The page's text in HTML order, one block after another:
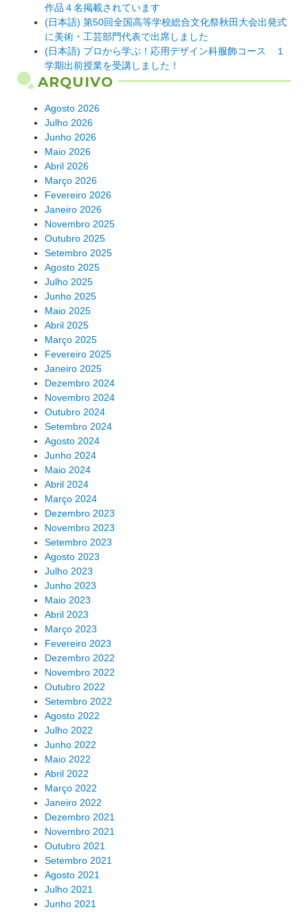
作品４名掲載されています
(日本語) 第50回全国高等学校総合文化祭秋田大会出発式
に美術・工芸部門代表で出席しました
(日本語) プロから学ぶ！応用デザイン科服飾コース １
学期出前授業を受講しました！
ARQUIVO
Agosto 2026
Julho 2026
Junho 2026
Maio 2026
Abril 2026
Março 2026
Fevereiro 2026
Janeiro 2026
Novembro 2025
Outubro 2025
Setembro 2025
Agosto 2025
Julho 2025
Junho 2025
Maio 2025
Abril 2025
Março 2025
Fevereiro 2025
Janeiro 2025
Dezembro 2024
Novembro 2024
Outubro 2024
Setembro 2024
Agosto 2024
Junho 2024
Maio 2024
Abril 2024
Março 2024
Dezembro 2023
Novembro 2023
Setembro 2023
Agosto 2023
Julho 2023
Junho 2023
Maio 2023
Abril 2023
Março 2023
Fevereiro 2023
Dezembro 2022
Novembro 2022
Outubro 2022
Setembro 2022
Agosto 2022
Julho 2022
Junho 2022
Maio 2022
Abril 2022
Março 2022
Janeiro 2022
Dezembro 2021
Novembro 2021
Outubro 2021
Setembro 2021
Agosto 2021
Julho 2021
Junho 2021